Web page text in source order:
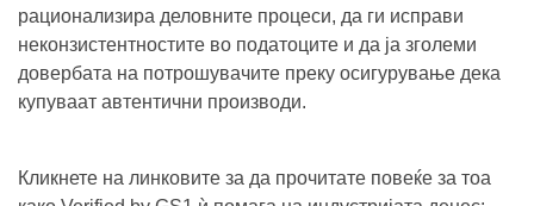
рационализира деловните процеси, да ги исправи
неконзистентностите во податоците и да ја зголеми
довербата на потрошувачите преку осигурување дека
купуваат автентични производи.
Кликнете на линковите за да прочитате повеќе за тоа